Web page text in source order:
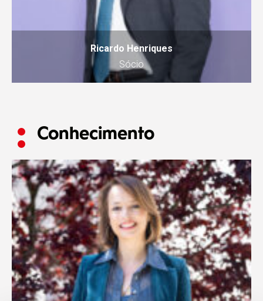
Ricardo Henriques
Sócio
Conhecimento